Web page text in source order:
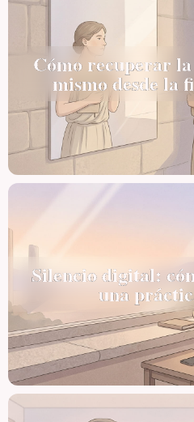
Cómo recuperar
mismo desde la
Silencio digital:
una